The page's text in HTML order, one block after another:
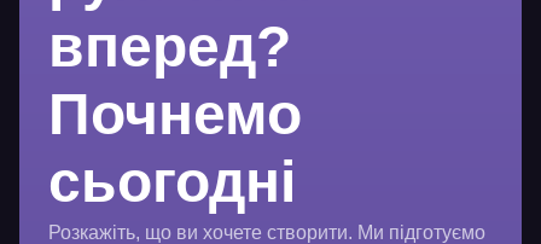
вперед?
Почнемо
сьогодні
Розкажіть, що ви хочете створити. Ми підготуємо